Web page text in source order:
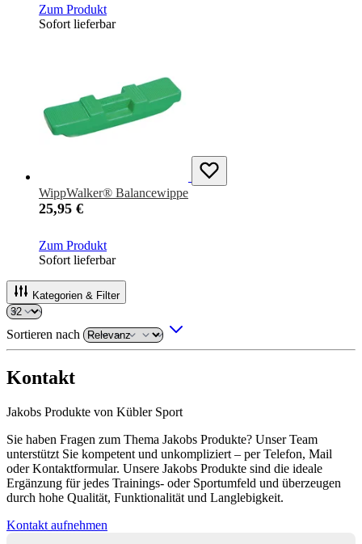
Zum Produkt
Sofort lieferbar
WippWalker® Balancewippe
25,95 €
Zum Produkt
Sofort lieferbar
Kategorien & Filter
Sortieren nach
Kontakt
Jakobs Produkte von Kübler Sport
Sie haben Fragen zum Thema Jakobs Produkte? Unser Team
unterstützt Sie kompetent und unkompliziert – per Telefon, Mail
oder Kontaktformular. Unsere Jakobs Produkte sind die ideale
Ergänzung für jedes Trainings- oder Sportumfeld und überzeugen
durch hohe Qualität, Funktionalität und Langlebigkeit.
Kontakt aufnehmen